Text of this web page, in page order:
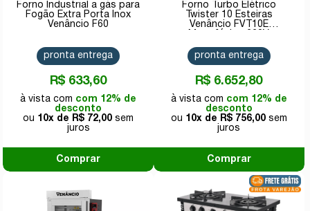
Forno Industrial a gás para
Fogão Extra Porta Inox
Venâncio F60
R$ 633,60
com 12% de
desconto
10x de
R$ 72,00
pronta entrega
Comprar
Forno Turbo Elétrico
Twister 10 Esteiras
Venâncio FVT10E
R$ 6.652,80
com 12% de
desconto
10x de
R$ 756,00
pronta entrega
Comprar